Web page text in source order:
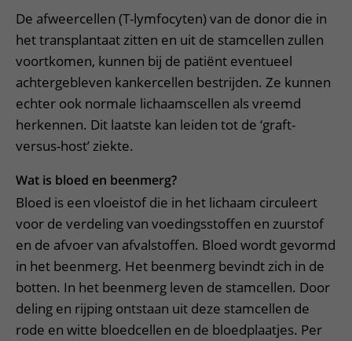
De afweercellen (T-lymfocyten) van de donor die in
het transplantaat zitten en uit de stamcellen zullen
voortkomen, kunnen bij de patiënt eventueel
achtergebleven kankercellen bestrijden. Ze kunnen
echter ook normale lichaamscellen als vreemd
herkennen. Dit laatste kan leiden tot de ‘graft-
versus-host’ ziekte.
Wat is bloed en beenmerg?
Bloed is een vloeistof die in het lichaam circuleert
voor de verdeling van voedingsstoffen en zuurstof
en de afvoer van afvalstoffen. Bloed wordt gevormd
in het beenmerg. Het beenmerg bevindt zich in de
botten. In het beenmerg leven de stamcellen. Door
deling en rijping ontstaan uit deze stamcellen de
rode en witte bloedcellen en de bloedplaatjes. Per